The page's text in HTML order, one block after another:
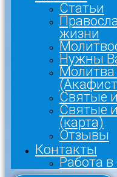
Статьи
жизни
Нужны
Святые
Святые
(карта)
Отзывы
Контакты
Работа